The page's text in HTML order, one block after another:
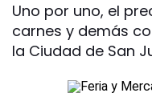
Uno por uno, el
carnes y demás
la Ciudad de San